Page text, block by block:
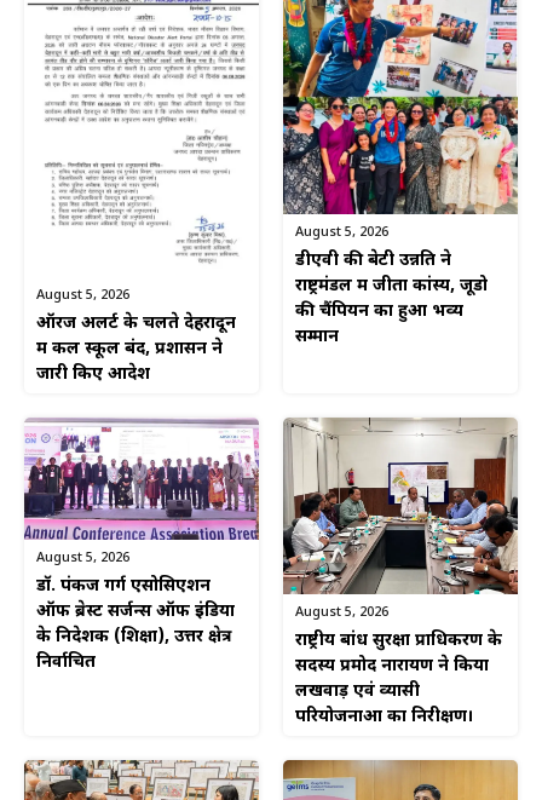
August 5, 2026
ऑरेंज अलर्ट के चलते देहरादून
में कल स्कूल बंद, प्रशासन ने
जारी किए आदेश
August 5, 2026
डीएवी की बेटी उन्नति ने
राष्ट्रमंडल में जीता कांस्य, जूडो
की चैंपियन का हुआ भव्य
सम्मान
August 5, 2026
डॉ. पंकज गर्ग एसोसिएशन
ऑफ ब्रेस्ट सर्जन्स ऑफ इंडिया
के निदेशक (शिक्षा), उत्तर क्षेत्र
निर्वाचित
August 5, 2026
राष्ट्रीय बांध सुरक्षा प्राधिकरण के
सदस्य प्रमोद नारायण ने किया
लखवाड़ एवं व्यासी
परियोजनाओं का निरीक्षण।